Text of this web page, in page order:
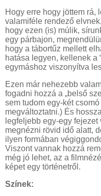
Hogy erre hogy jöttem
valamiféle rendező
hogy ezen (is) múlik,
egy párbajon,
hogy a tábortűz mellett
hatása legyen, kellenek a
egymáshoz viszonyítva
Ezen már nehezebb
fogadni hozzá a „belső
sem tudom egy-két
megváltoztatni.) És
legfeljebb egy-egy
megnézni rövid idő alatt,
ilyen formában
Viszont vannak hozzá
még jó lehet, az a
képet egy történetről.
Színek: